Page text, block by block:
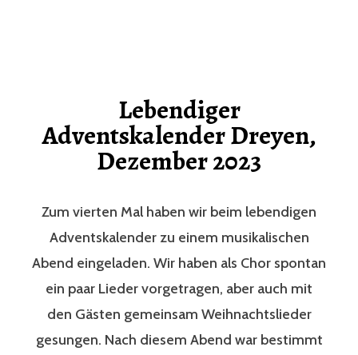
Lebendiger
Adventskalender Dreyen,
Dezember 2023
Zum vierten Mal haben wir beim lebendigen
Adventskalender zu einem musikalischen
Abend eingeladen. Wir haben als Chor spontan
ein paar Lieder vorgetragen, aber auch mit
den Gästen gemeinsam Weihnachtslieder
gesungen. Nach diesem Abend war bestimmt